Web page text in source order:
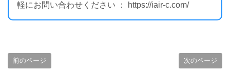
軽にお問い合わせください ： https://iair-c.com/
前のページ 次のページ